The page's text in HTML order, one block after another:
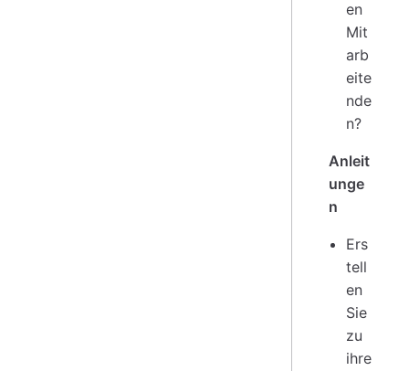
en
Mit
arb
eite
nde
n?
Anleit
unge
n
Ers
tell
en
Sie
zu
ihre